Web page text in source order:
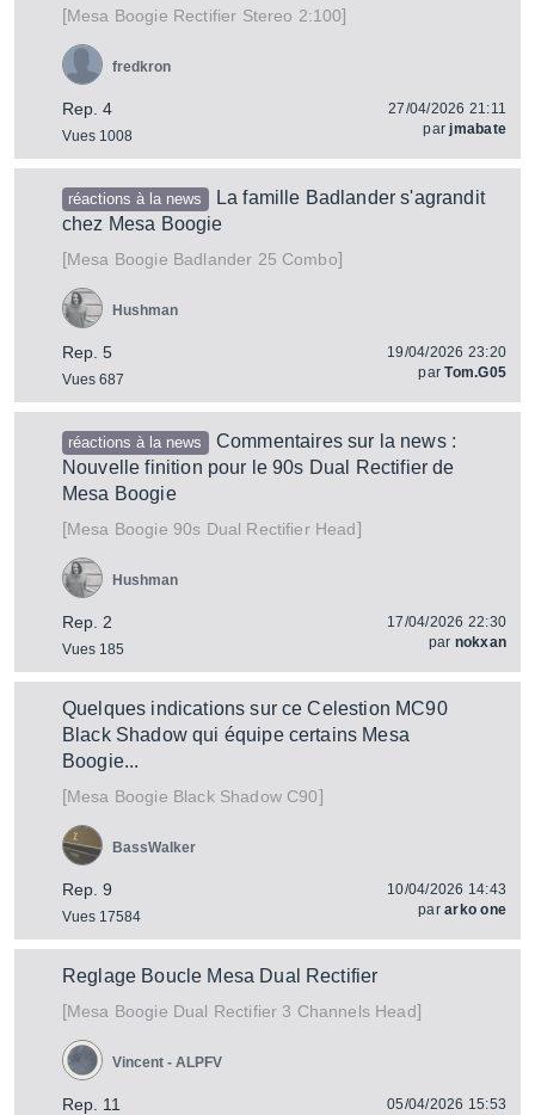
[Mesa Boogie Rectifier Stereo 2:100]
Rep. 4
Vues 1008
fredkron
27/04/2026 21:11
parjmabate
réactions à la news
La famille Badlander s'agrandit
chez Mesa Boogie
[Mesa Boogie Badlander 25 Combo]
Rep. 5
Vues 687
Hushman
19/04/2026 23:20
parTom.G05
réactions à la news
Commentaires sur la news :
Nouvelle finition pour le 90s Dual Rectifier de
Mesa Boogie
[Mesa Boogie 90s Dual Rectifier Head]
Rep. 2
Vues 185
Hushman
17/04/2026 22:30
par nokxan
Quelques indications sur ce Celestion MC90
Black Shadow qui équipe certains Mesa
Boogie...
[Mesa Boogie Black Shadow C90]
Rep. 9
Vues 17584
BassWalker
10/04/2026 14:43
pararko one
Reglage Boucle Mesa Dual Rectifier
[Mesa Boogie Dual Rectifier 3 Channels Head]
Rep. 11
Vincent - ALPFV
05/04/2026 15:53